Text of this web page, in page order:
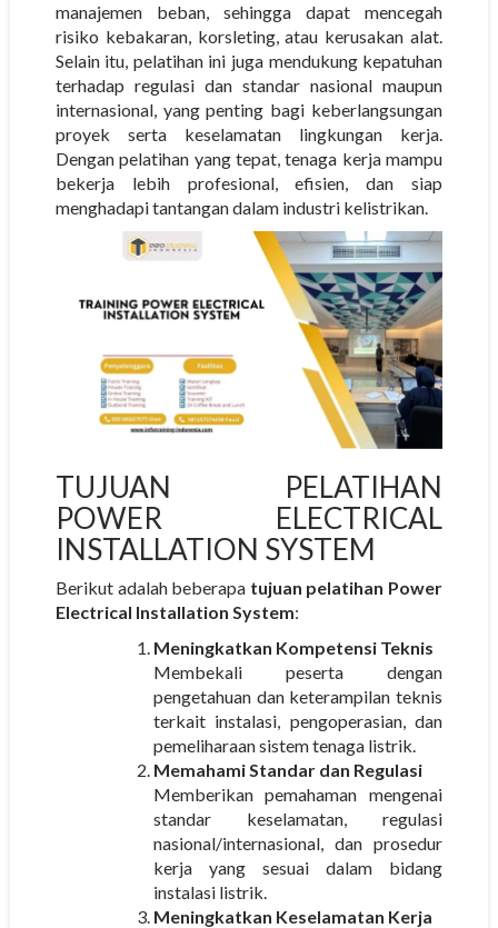
manajemen beban, sehingga dapat mencegah
risiko kebakaran, korsleting, atau kerusakan alat.
Selain itu, pelatihan ini juga mendukung kepatuhan
terhadap regulasi dan standar nasional maupun
internasional, yang penting bagi keberlangsungan
proyek serta keselamatan lingkungan kerja.
Dengan pelatihan yang tepat, tenaga kerja mampu
bekerja lebih profesional, efisien, dan siap
menghadapi tantangan dalam industri kelistrikan.
TUJUAN PELATIHAN
POWER ELECTRICAL
INSTALLATION SYSTEM
Berikut adalah beberapa tujuan pelatihan Power
Electrical Installation System:
Meningkatkan Kompetensi Teknis
Membekali peserta dengan
pengetahuan dan keterampilan teknis
terkait instalasi, pengoperasian, dan
pemeliharaan sistem tenaga listrik.
Memahami Standar dan Regulasi
Memberikan pemahaman mengenai
standar keselamatan, regulasi
nasional/internasional, dan prosedur
kerja yang sesuai dalam bidang
instalasi listrik.
Meningkatkan Keselamatan Kerja